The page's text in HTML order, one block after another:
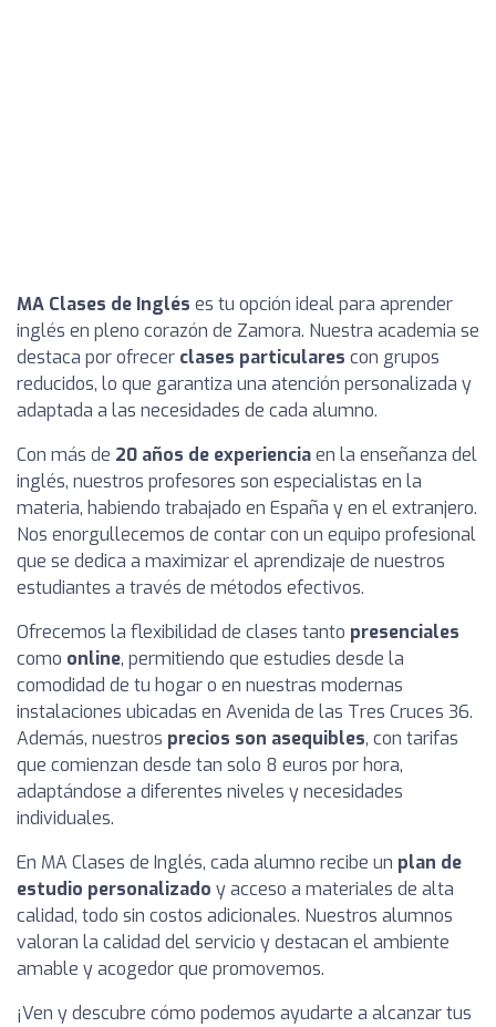
MA Clases de Inglés es tu opción ideal para aprender
inglés en pleno corazón de Zamora. Nuestra academia se
destaca por ofrecer clases particulares con grupos
reducidos, lo que garantiza una atención personalizada y
adaptada a las necesidades de cada alumno.
Con más de 20 años de experienciaen la enseñanza del
inglés, nuestros profesores son especialistas en la
materia, habiendo trabajado en España y en el extranjero.
Nos enorgullecemos de contar con un equipo profesional
que se dedica a maximizar el aprendizaje de nuestros
estudiantes a través de métodos efectivos.
Ofrecemos la flexibilidad de clases tanto presenciales
como online, permitiendo que estudies desde la
comodidad de tu hogar o en nuestras modernas
instalaciones ubicadas en Avenida de las Tres Cruces 36.
Además, nuestros precios son asequibles, con tarifas
que comienzan desde tan solo 8 euros por hora,
adaptándose a diferentes niveles y necesidades
individuales.
En MA Clases de Inglés, cada alumno recibe un plan de
estudio personalizado y acceso a materiales de alta
calidad, todo sin costos adicionales. Nuestros alumnos
valoran la calidad del servicio y destacan el ambiente
amable y acogedor que promovemos.
¡Ven y descubre cómo podemos ayudarte a alcanzar tus